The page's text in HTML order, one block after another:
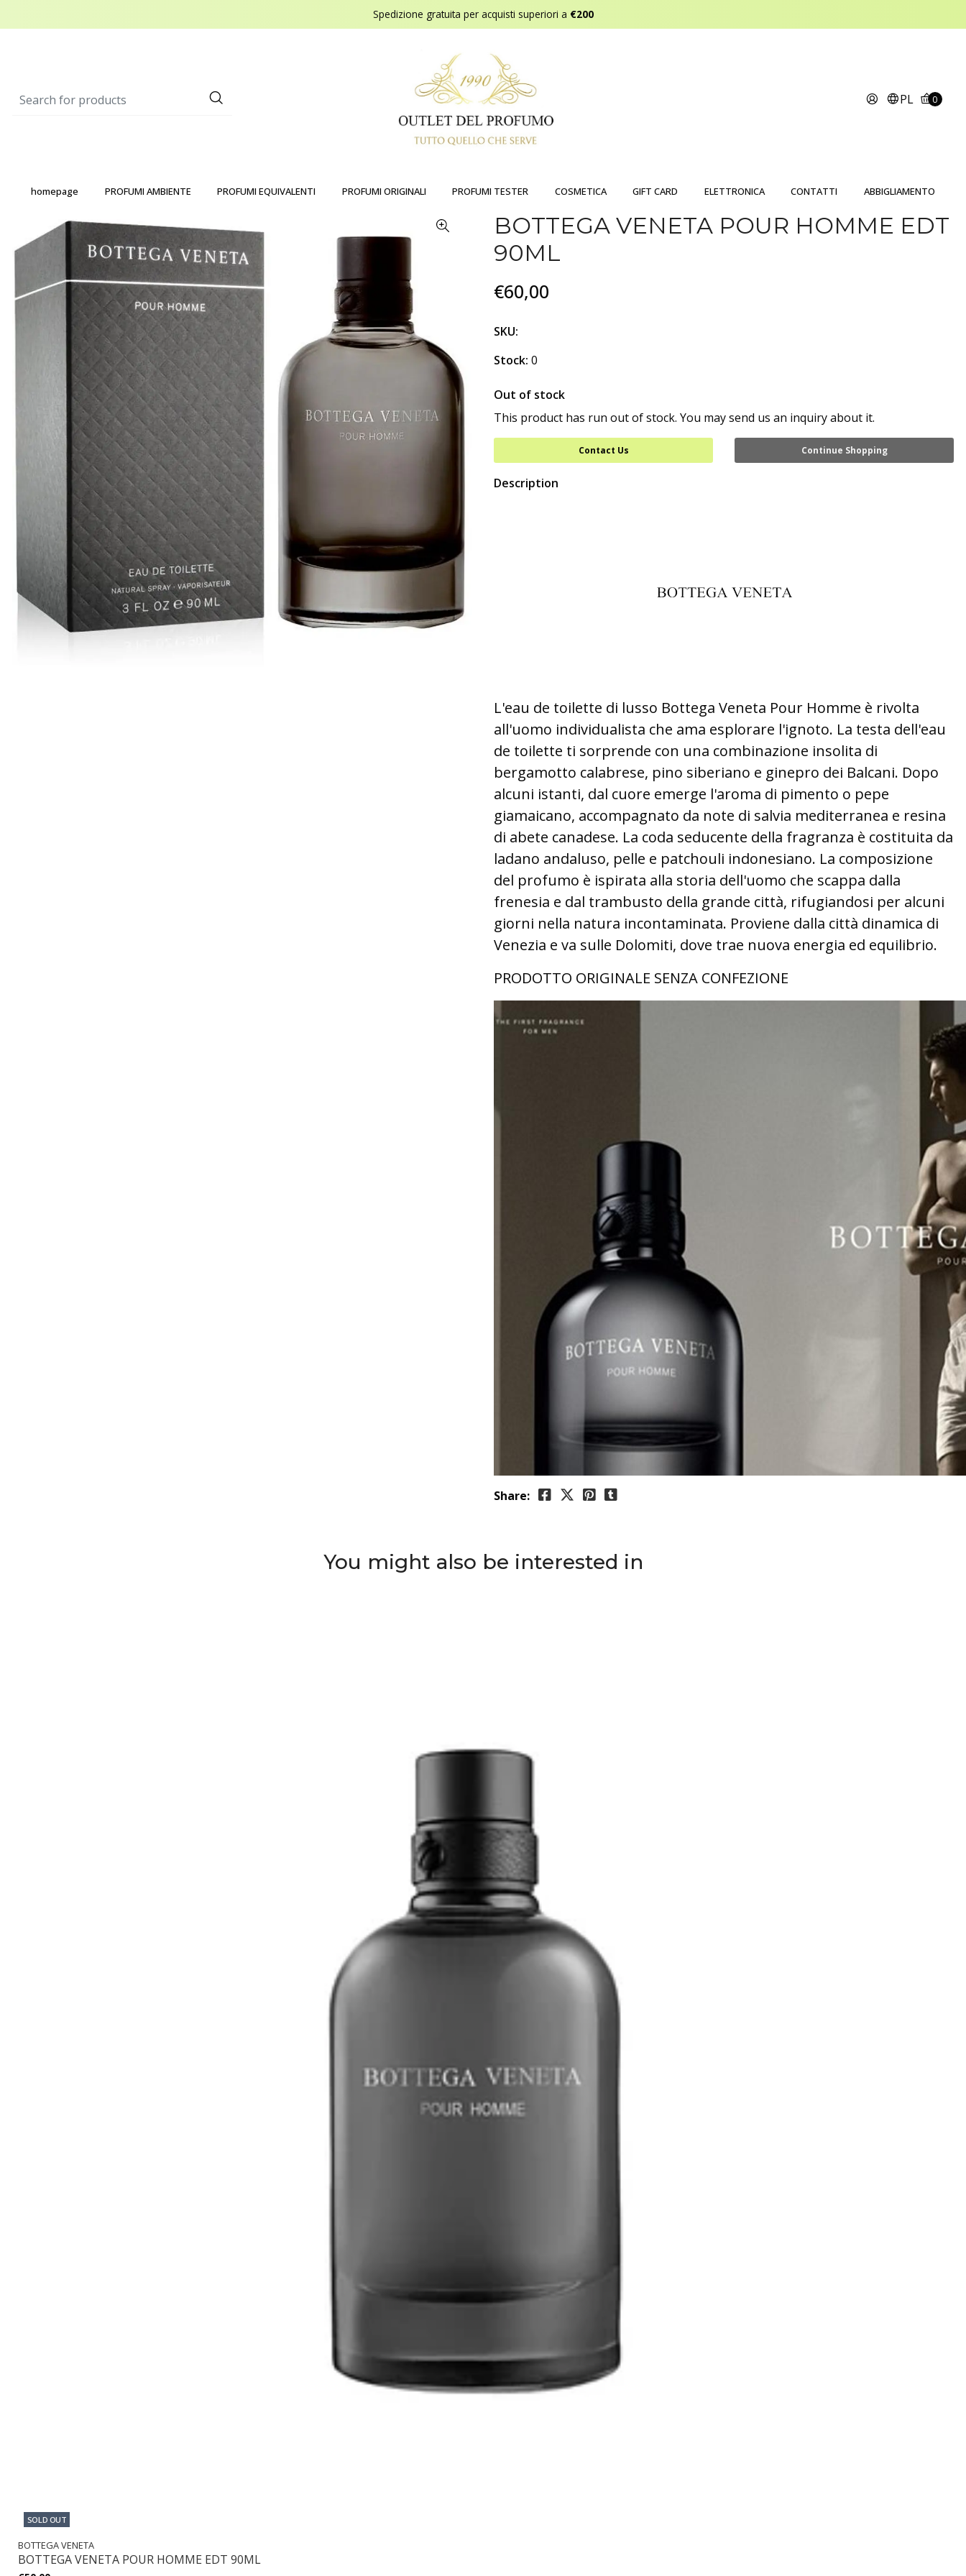
Spedizione gratuita per acquisti superiori a €200
PL 0
homepage PROFUMI AMBIENTE PROFUMI EQUIVALENTI PROFUMI ORIGINALI PROFUMI TESTER COSMETICA GIFT CARD ELETTRONICA CONTATTI ABBIGLIAMENTO
BOTTEGA VENETA POUR HOMME EDT
90ML
€60,00
SKU:
Stock: 0
Out of stock
This product has run out of stock. You may send us an inquiry about it.
Contact Us Continue Shopping
Description
L'eau de toilette di lusso Bottega Veneta Pour Homme è rivolta
all'uomo individualista che ama esplorare l'ignoto. La testa dell'eau
de toilette ti sorprende con una combinazione insolita di
bergamotto calabrese, pino siberiano e ginepro dei Balcani. Dopo
alcuni istanti, dal cuore emerge l'aroma di pimento o pepe
giamaicano, accompagnato da note di salvia mediterranea e resina
di abete canadese. La coda seducente della fragranza è costituita da
ladano andaluso, pelle e patchouli indonesiano. La composizione
del profumo è ispirata alla storia dell'uomo che scappa dalla
frenesia e dal trambusto della grande città, rifugiandosi per alcuni
giorni nella natura incontaminata. Proviene dalla città dinamica di
Venezia e va sulle Dolomiti, dove trae nuova energia ed equilibrio.
PRODOTTO ORIGINALE SENZA CONFEZIONE
Share:
You might also be interested in
SOLD OUT
BOTTEGA VENETA
BOTTEGA VENETA POUR HOMME EDT 90ML